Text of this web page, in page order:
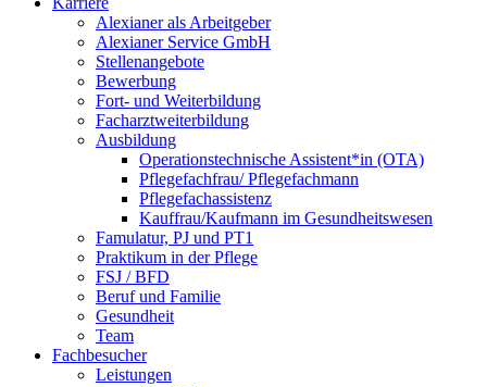
Alexianer als Arbeitgeber
Alexianer Service GmbH
Stellenangebote
Bewerbung
Fort- und Weiterbildung
Facharztweiterbildung
Ausbildung
Operationstechnische Assistent*in (OTA)
Pflegefachfrau/ Pflegefachmann
Pflegefachassistenz
Kauffrau/Kaufmann im Gesundheitswesen
Famulatur, PJ und PT1
Praktikum in der Pflege
FSJ / BFD
Beruf und Familie
Gesundheit
Team
Fachbesucher
Leistungen